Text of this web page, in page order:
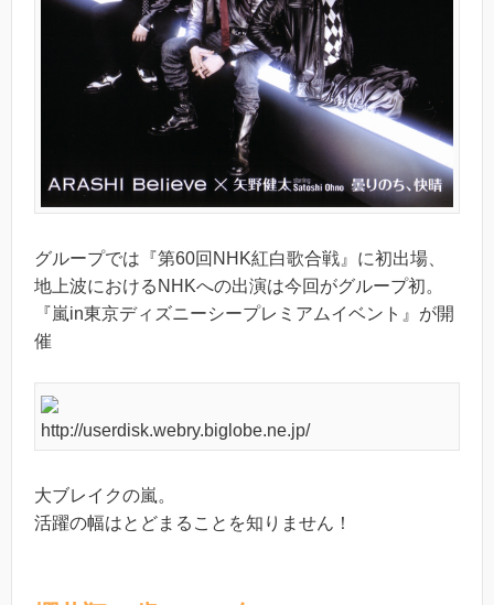
グループでは『第60回NHK紅白歌合戦』に初出場、
地上波におけるNHKへの出演は今回がグループ初。
『嵐in東京ディズニーシープレミアムイベント』が開
催
http://userdisk.webry.biglobe.ne.jp/
大ブレイクの嵐。
活躍の幅はとどまることを知りません！